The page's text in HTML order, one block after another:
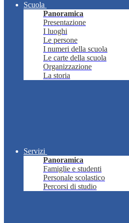
Scuola
Panoramica
Presentazione
I luoghi
Le persone
I numeri della scuola
Le carte della scuola
Organizzazione
La storia
Servizi
Panoramica
Famiglie e studenti
Personale scolastico
Percorsi di studio